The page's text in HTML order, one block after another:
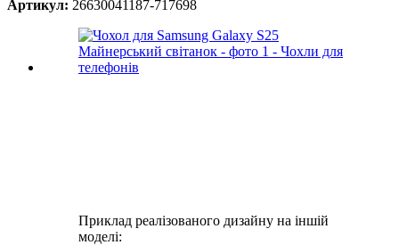
Артикул: 26630041187-717698
Приклад реалізованого дизайну на іншій
моделі: